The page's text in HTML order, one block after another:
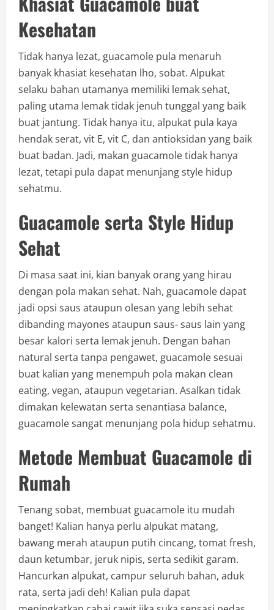
Kesehatan
Tidak hanya lezat, guacamole pula menaruh
banyak khasiat kesehatan lho, sobat. Alpukat
selaku bahan utamanya memiliki lemak sehat,
paling utama lemak tidak jenuh tunggal yang baik
buat jantung. Tidak hanya itu, alpukat pula kaya
hendak serat, vit E, vit C, dan antioksidan yang baik
buat badan. Jadi, makan guacamole tidak hanya
lezat, tetapi pula dapat menunjang style hidup
sehatmu.
Guacamole serta Style Hidup
Sehat
Di masa saat ini, kian banyak orang yang hirau
dengan pola makan sehat. Nah, guacamole dapat
jadi opsi saus ataupun olesan yang lebih sehat
dibanding mayones ataupun saus- saus lain yang
besar kalori serta lemak jenuh. Dengan bahan
natural serta tanpa pengawet, guacamole sesuai
buat kalian yang menempuh pola makan clean
eating, vegan, ataupun vegetarian. Asalkan tidak
dimakan kelewatan serta senantiasa balance,
guacamole sangat menunjang pola hidup sehatmu.
Metode Membuat Guacamole di
Rumah
Tenang sobat, membuat guacamole itu mudah
banget! Kalian hanya perlu alpukat matang,
bawang merah ataupun putih cincang, tomat fresh,
daun ketumbar, jeruk nipis, serta sedikit garam.
Hancurkan alpukat, campur seluruh bahan, aduk
rata, serta jadi deh! Kalian pula dapat